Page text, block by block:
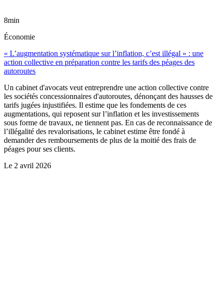
8min
Économie
« L’augmentation systématique sur l’inflation, c’est illégal » : une
action collective en préparation contre les tarifs des péages des
autoroutes
Un cabinet d'avocats veut entreprendre une action collective contre
les sociétés concessionnaires d'autoroutes, dénonçant des hausses de
tarifs jugées injustifiées. Il estime que les fondements de ces
augmentations, qui reposent sur l’inflation et les investissements
sous forme de travaux, ne tiennent pas. En cas de reconnaissance de
l’illégalité des revalorisations, le cabinet estime être fondé à
demander des remboursements de plus de la moitié des frais de
péages pour ses clients.
Le 2 avril 2026